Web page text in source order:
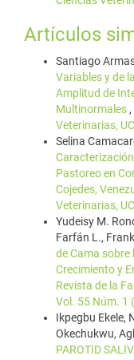
Artículos
Santiago
Variables y de
Amplitud de
Multinormales,
Veterinarias,
Selina
Pastoreo en
Cojedes,
Veterinarias,
Yudeisy M.
Farfán L.,
de Cama sobre
Crecimiento y
Revista de la
Vol. 55 Núm. 1
Ikpegbu Ekele,
Okechukwu,
PAROTID